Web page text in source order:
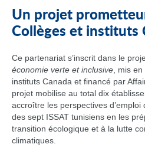
Un projet
Collèges et instituts
Ce partenariat s’inscrit dans le
économie verte et inclusive , mis
instituts Canada et financé par
projet mobilise au total dix
accroître les perspectives
des sept ISSAT tunisiens en les
transition écologique et à la lutte
climatiques.